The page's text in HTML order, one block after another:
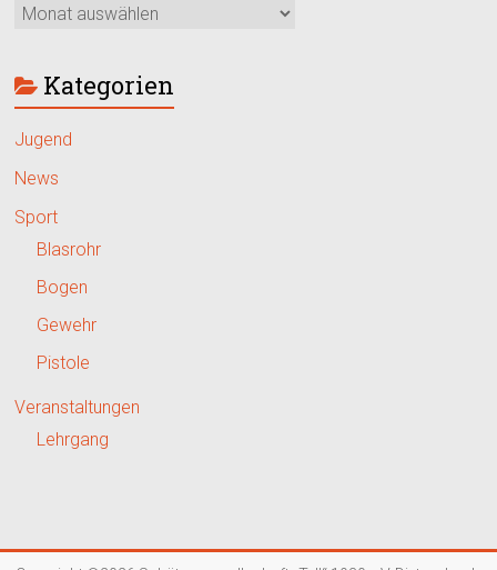
Kategorien
Jugend
News
Sport
Blasrohr
Bogen
Gewehr
Pistole
Veranstaltungen
Lehrgang